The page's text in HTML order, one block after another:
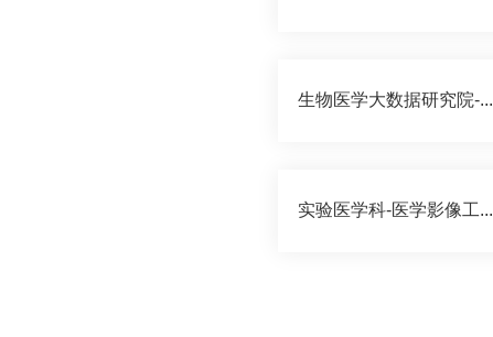
生物医学大数据研究院-...
实验医学科-医学影像工...